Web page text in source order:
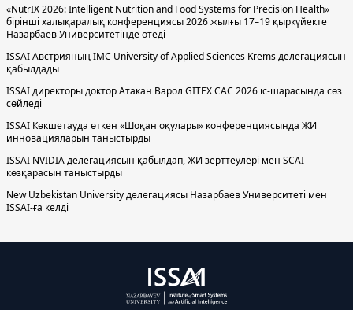
«NutrIX 2026: Intelligent Nutrition and Food Systems for Precision Health»
бірінші халықаралық конференциясы 2026 жылғы 17–19 қыркүйекте
Назарбаев Университетінде өтеді
ISSAI Австрияның IMC University of Applied Sciences Krems делегациясын
қабылдады
ISSAI директоры доктор Атакан Варол GITEX CAC 2026 іс-шарасында сөз
сөйледі
ISSAI Көкшетауда өткен «Шоқан оқулары» конференциясында ЖИ
инновацияларын таныстырды
ISSAI NVIDIA делегациясын қабылдап, ЖИ зерттеулері мен SCAI
көзқарасын таныстырды
New Uzbekistan University делегациясы Назарбаев Университеті мен
ISSAI-ға келді